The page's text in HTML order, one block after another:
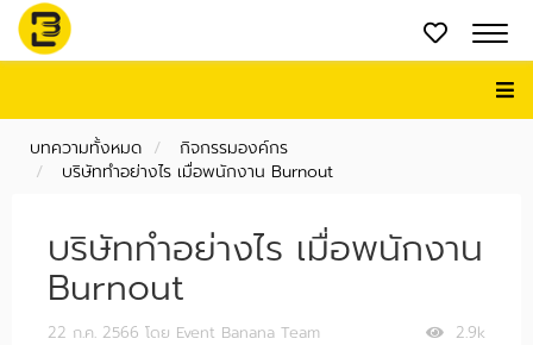
บทความทั้งหมด
กิจกรรมองค์กร
บริษัททำอย่างไร เมื่อพนักงาน Burnout
บริษัททำอย่างไร เมื่อพนักงาน
Burnout
2.9k
22 ก.ค. 2566 โดย Event Banana Team